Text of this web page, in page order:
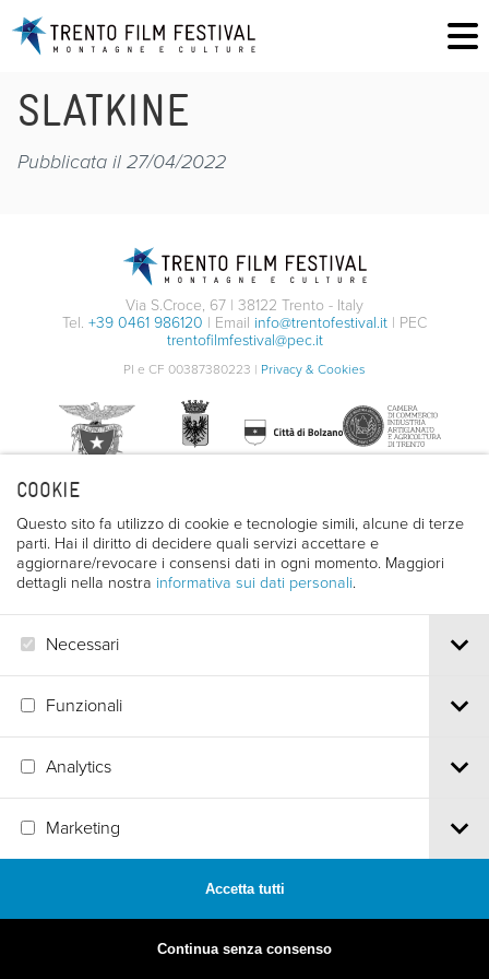
COOKIE
Questo sito fa utilizzo di cookie e tecnologie simili, alcune di terze
parti. Hai il diritto di decidere quali servizi accettare e
aggiornare/revocare i consensi dati in ogni momento. Maggiori
dettagli nella nostra informativa sui dati personali.
Necessari
Funzionali
Analytics
Marketing
Accetta tutti
Continua senza consenso
SLATKINE
Pubblicata il 27/04/2022
Via S.Croce, 67 | 38122 Trento - Italy
Tel. +39 0461 986120 | Email info@trentofestival.it | PEC
trentofilmfestival@pec.it
PI e CF 00387380223 | Privacy & Cookies